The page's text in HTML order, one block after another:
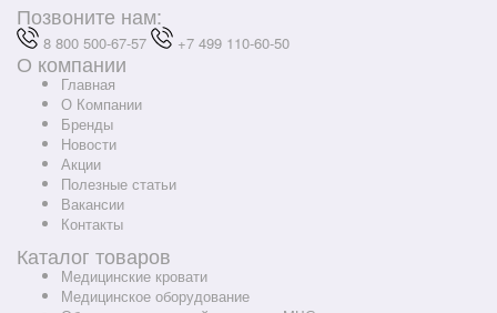
Позвоните нам:
8 800 500-67-57 +7 499 110-60-50
О компании
Главная
О Компании
Бренды
Новости
Акции
Полезные статьи
Вакансии
Контакты
Каталог товаров
Медицинские кровати
Медицинское оборудование